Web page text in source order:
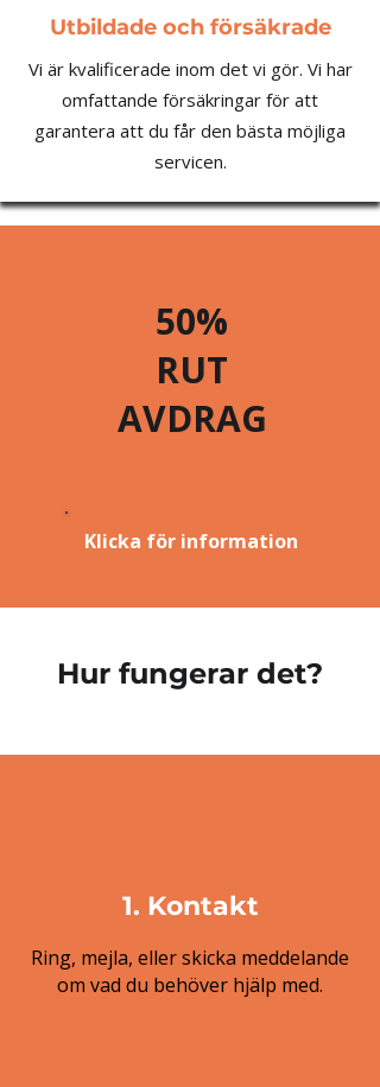
Utbildade och försäkrade
Vi är kvalificerade inom det vi gör. Vi har
omfattande försäkringar för att
garantera att du får den bästa möjliga
servicen.
50%
RUT
AVDRAG
Klicka för information
Hur fungerar det?
1. Kontakt
Ring, mejla, eller skicka meddelande
om vad du behöver hjälp med.